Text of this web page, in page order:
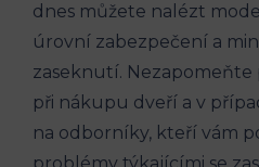
dnes můžete nalézt
úrovní zabezpečení a
zaseknutí. Nezapomeňte
při nákupu dveří a v
na odborníky, kteří vám